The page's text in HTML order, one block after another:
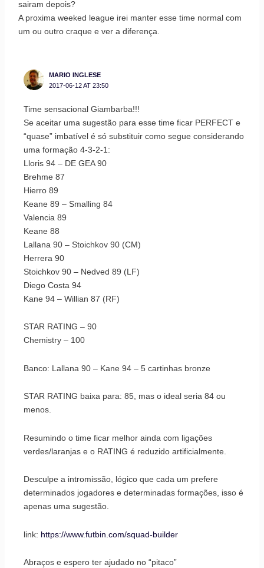
sairam depois?
A proxima weeked league irei manter esse time normal com
um ou outro craque e ver a diferença.
MARIO INGLESE
2017-06-12 AT 23:50
Time sensacional Giambarba!!!
Se aceitar uma sugestão para esse time ficar PERFECT e
“quase” imbatível é só substituir como segue considerando
uma formação 4-3-2-1:
Lloris 94 – DE GEA 90
Brehme 87
Hierro 89
Keane 89 – Smalling 84
Valencia 89
Keane 88
Lallana 90 – Stoichkov 90 (CM)
Herrera 90
Stoichkov 90 – Nedved 89 (LF)
Diego Costa 94
Kane 94 – Willian 87 (RF)
STAR RATING – 90
Chemistry – 100
Banco: Lallana 90 – Kane 94 – 5 cartinhas bronze
STAR RATING baixa para: 85, mas o ideal seria 84 ou
menos.
Resumindo o time ficar melhor ainda com ligações
verdes/laranjas e o RATING é reduzido artificialmente.
Desculpe a intromissão, lógico que cada um prefere
determinados jogadores e determinadas formações, isso é
apenas uma sugestão.
link: https://www.futbin.com/squad-builder
Abraços e espero ter ajudado no “pitaco”